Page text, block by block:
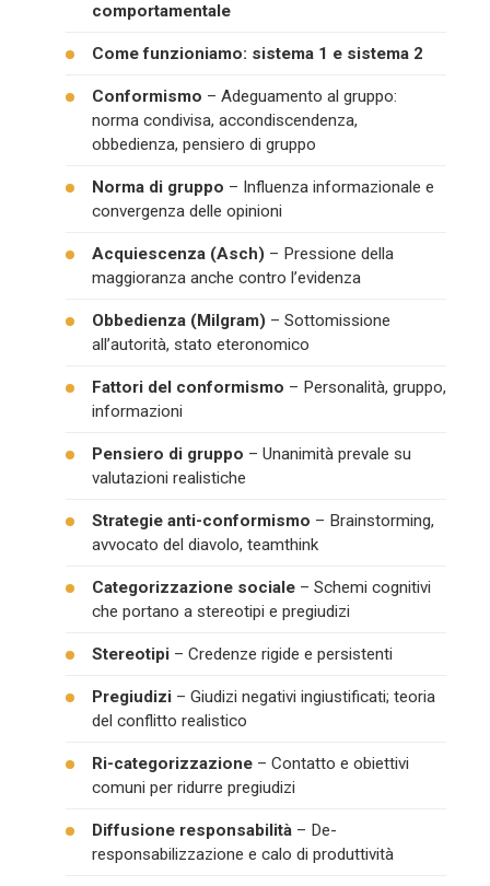
comportamentale
Come funzioniamo: sistema 1 e sistema 2
Conformismo – Adeguamento al gruppo:
norma condivisa, accondiscendenza,
obbedienza, pensiero di gruppo
Norma di gruppo – Influenza informazionale e
convergenza delle opinioni
Acquiescenza (Asch) – Pressione della
maggioranza anche contro l’evidenza
Obbedienza (Milgram) – Sottomissione
all’autorità, stato eteronomico
Fattori del conformismo – Personalità, gruppo,
informazioni
Pensiero di gruppo – Unanimità prevale su
valutazioni realistiche
Strategie anti-conformismo – Brainstorming,
avvocato del diavolo, teamthink
Categorizzazione sociale – Schemi cognitivi
che portano a stereotipi e pregiudizi
Stereotipi – Credenze rigide e persistenti
Pregiudizi – Giudizi negativi ingiustificati; teoria
del conflitto realistico
Ri-categorizzazione – Contatto e obiettivi
comuni per ridurre pregiudizi
Diffusione responsabilità – De-
responsabilizzazione e calo di produttività